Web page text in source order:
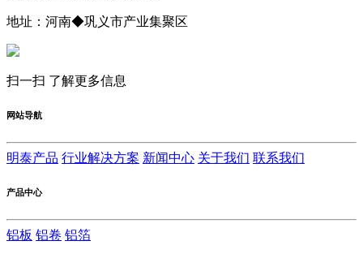
地址：河南◆巩义市产业集聚区
扫一扫 了解更多信息
网站导航
明泰产品 行业解决方案 新闻中心 关于我们 联系我们
产品中心
铝板 铝卷 铝箔